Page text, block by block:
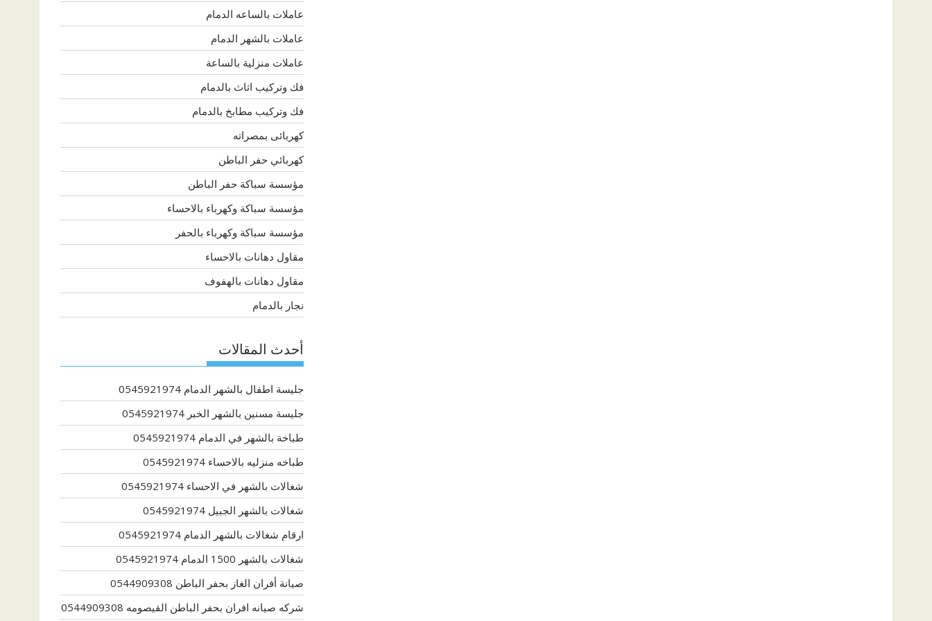
عاملات بالساعه الدمام
عاملات بالشهر الدمام
عاملات منزلية بالساعة
فك وتركيب اثاث بالدمام
فك وتركيب مطابخ بالدمام
كهربائى بمصراته
كهربائي حفر الباطن
مؤسسة سباكة حفر الباطن
مؤسسة سباكة وكهرباء بالاحساء
مؤسسة سباكة وكهرباء بالحفر
مقاول دهانات بالاحساء
مقاول دهانات بالهفوف
نجار بالدمام
أحدث المقالات
جليسة اطفال بالشهر الدمام 0545921974
جليسة مسنين بالشهر الخبر 0545921974
طباخة بالشهر في الدمام 0545921974
طباخه منزليه بالاحساء 0545921974
شغالات بالشهر في الاحساء 0545921974
شغالات بالشهر الجبيل 0545921974
ارقام شغالات بالشهر الدمام 0545921974
شغالات بالشهر 1500 الدمام 0545921974
صيانة أفران الغاز بحفر الباطن 0544909308
شركه صيانه افران بحفر الباطن القيصومه 0544909308